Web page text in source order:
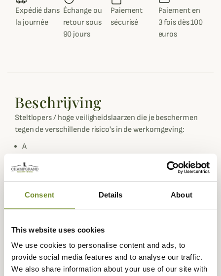
Consent Details About
This website uses cookies
We use cookies to personalise content and ads, to
provide social media features and to analyse our traffic.
We also share information about your use of our site with
Expédié dans
la journée
Échange ou
retour sous
90 jours
Paiement
sécurisé
Paiement en
3 fois dès 100
euros
Beschrijving
Steltlopers / hoge veiligheidslaarzen die je beschermen
tegen de verschillende risico's in de werkomgeving:
A
nti-perforatiezool
Schokabsorberende hak
Op het gebied van comfort, duurzaamheid en veiligheid
herenmodel met Jersey voering is verkrijgbaar in
Blauwgrijs.
Gegevensblad